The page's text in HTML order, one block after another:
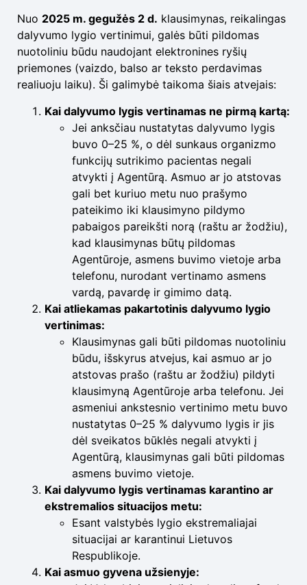
Nuo 2025 m. gegužės 2 d. klausimynas, reikalingas
dalyvumo lygio vertinimui, galės būti pildomas
nuotoliniu būdu naudojant elektronines ryšių
priemones (vaizdo, balso ar teksto perdavimas
realiuoju laiku). Ši galimybė taikoma šiais atvejais:
Kai dalyvumo lygis vertinamas ne pirmą kartą:
Jei anksčiau nustatytas dalyvumo lygis
buvo 0–25 %, o dėl sunkaus organizmo
funkcijų sutrikimo pacientas negali
atvykti į Agentūrą. Asmuo ar jo atstovas
gali bet kuriuo metu nuo prašymo
pateikimo iki klausimyno pildymo
pabaigos pareikšti norą (raštu ar žodžiu),
kad klausimynas būtų pildomas
Agentūroje, asmens buvimo vietoje arba
telefonu, nurodant vertinamo asmens
vardą, pavardę ir gimimo datą.
Kai atliekamas pakartotinis dalyvumo lygio
vertinimas:
Klausimynas gali būti pildomas nuotoliniu
būdu, išskyrus atvejus, kai asmuo ar jo
atstovas prašo (raštu ar žodžiu) pildyti
klausimyną Agentūroje arba telefonu. Jei
asmeniui ankstesnio vertinimo metu buvo
nustatytas 0–25 % dalyvumo lygis ir jis
dėl sveikatos būklės negali atvykti į
Agentūrą, klausimynas gali būti pildomas
asmens buvimo vietoje.
Kai dalyvumo lygis vertinamas karantino ar
ekstremalios situacijos metu:
Esant valstybės lygio ekstremaliajai
situacijai ar karantinui Lietuvos
Respublikoje.
Kai asmuo gyvena užsienyje: